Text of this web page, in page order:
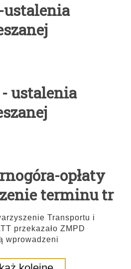
ustalenia
ustalenia
opłaty
terminu tr
Transportu i
przekazało ZMPD
wprowadzeni